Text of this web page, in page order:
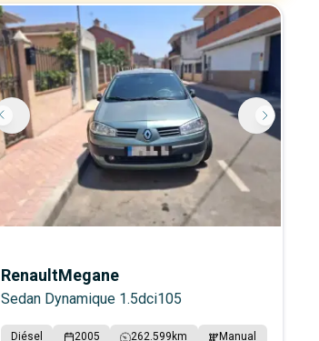
RenaultMegane
Sedan Dynamique 1.5dci105
Diésel 2005 262.599 km Manual